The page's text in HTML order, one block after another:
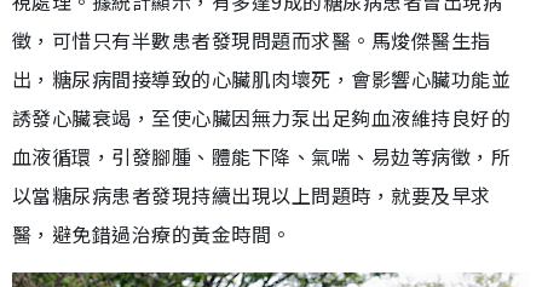
徵，可惜只有半數患者發現問題而求醫。馬焌傑醫生指
出，糖尿病間接導致的心臟肌肉壞死，會影響心臟功能並
誘發心臟衰竭，至使心臟因無力泵出足夠血液維持良好的
血液循環，引發腳腫、體能下降、氣喘、易攰等病徵，所
以當糖尿病患者發現持續出現以上問題時，就要及早求
醫，避免錯過治療的黃金時間。